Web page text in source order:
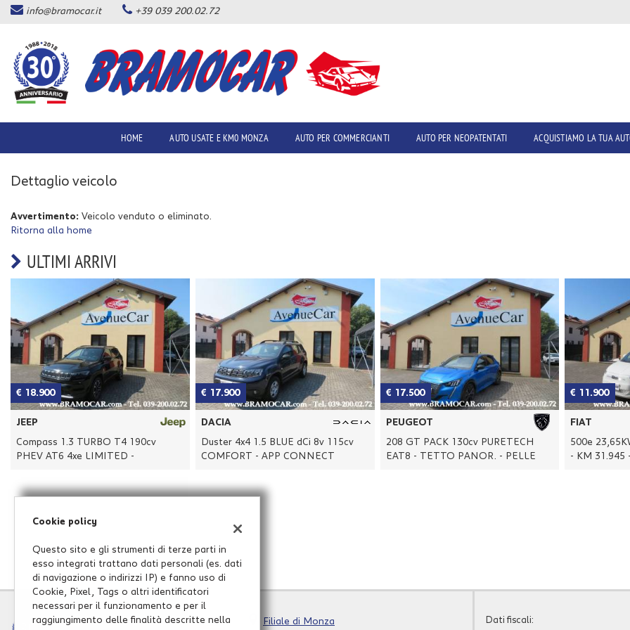
info@bramocar.it +39 039 200.02.72
HOME AUTO USATE E KM0 MONZA AUTO PER COMMERCIANTI AUTO PER NEOPATENTATI ACQUISTIAMO LA TUA
Dettaglio veicolo
Avvertimento: Veicolo venduto o eliminato.
Ritorna alla home
ULTIMI ARRIVI
€ 17.900
DACIA
Duster 4x4 1.5 BLUE dCi 8v 115cv
COMFORT - APP CONNECT
€ 17.500
PEUGEOT
208 GT PACK 130cv PURETECH
EAT8 - TETTO PANOR. - PELLE
€ 11.900
FIAT
500e 23,65KWh ACTION - BIANCA
- KM 31.945 - NEOPATENTAT
€ 13.900
TOYOTA
Yaris 1.5
41.208 - x
Filiale di Monza Dati fiscali:
Cookie policy
Questo sito e gli strumenti di terze parti in
esso integrati trattano dati personali (es. dati
di navigazione o indirizzi IP) e fanno uso di
Cookie, Pixel, Tags o altri identificatori
necessari per il funzionamento e per il
raggiungimento delle finalità descritte nella
preferenze
di
consenso
seguente
ti
di
tue
preferenze
consenso
alle
tracciamento
che
adottiamo
per
offrire
le
funzionalità
e
le
attività
seguito
maggiori
informazioni
sull'utilità
funzionamento